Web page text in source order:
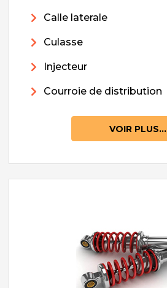
Calle laterale
Culasse
Injecteur
Courroie de distribution
VOIR PLUS...